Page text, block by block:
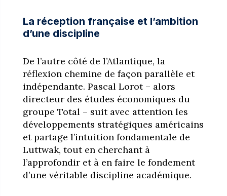
La réception française et l’ambition
d’une discipline
De l’autre côté de l’Atlantique, la
réflexion chemine de façon parallèle et
indépendante. Pascal Lorot – alors
directeur des études économiques du
groupe Total – suit avec attention les
développements stratégiques américains
et partage l’intuition fondamentale de
Luttwak, tout en cherchant à
l’approfondir et à en faire le fondement
d’une véritable discipline académique.